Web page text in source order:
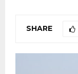
SHARE